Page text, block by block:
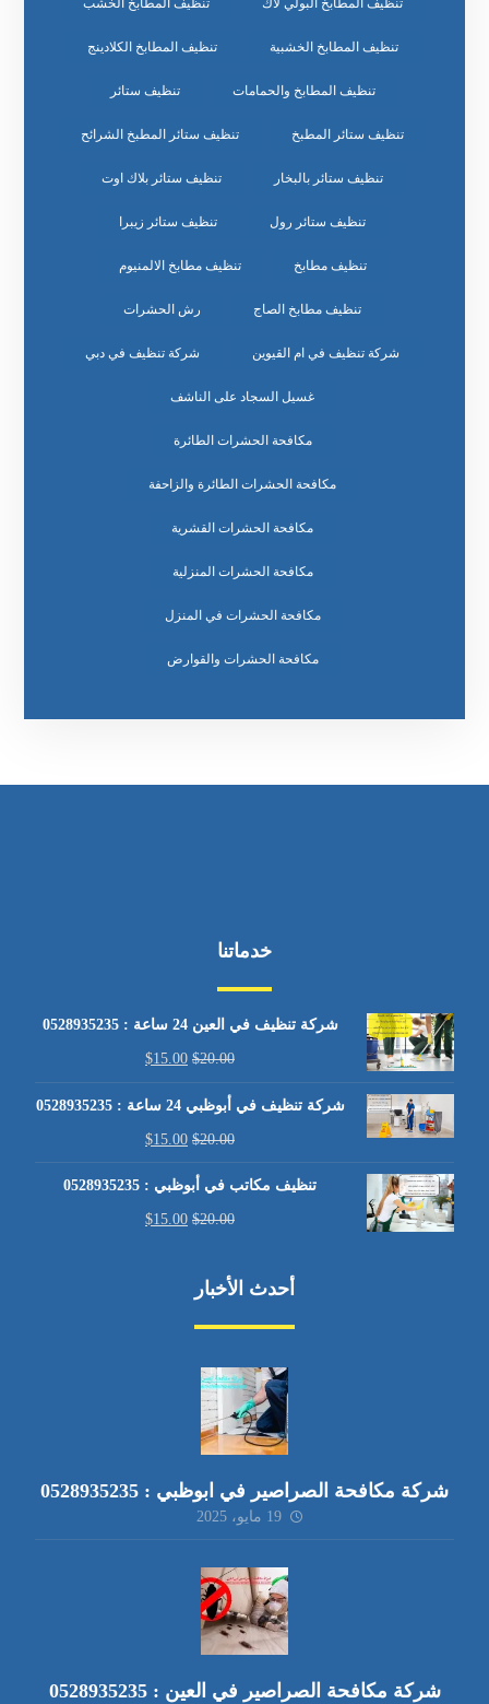
تنظيف المطابخ الخشبية تنظيف المطابخ الكلادينج
تنظيف المطابخ والحمامات تنظيف ستائر
تنظيف ستائر المطبخ تنظيف ستائر المطبخ الشرائح
تنظيف ستائر بالبخار تنظيف ستائر بلاك اوت
تنظيف ستائر رول تنظيف ستائر زيبرا
تنظيف مطابخ تنظيف مطابخ الالمنيوم
تنظيف مطابخ الصاج رش الحشرات
شركة تنظيف في ام القيوين شركة تنظيف في دبي
غسيل السجاد على الناشف
مكافحة الحشرات الطائرة
مكافحة الحشرات الطائرة والزاحفة
مكافحة الحشرات القشرية
مكافحة الحشرات المنزلية
مكافحة الحشرات في المنزل
مكافحة الحشرات والقوارض
خدماتنا
شركة تنظيف في العين 24 ساعة : 0528935235
$20.00
$15.00
شركة تنظيف في أبوظبي 24 ساعة : 0528935235
$20.00
$15.00
تنظيف مكاتب في أبوظبي : 0528935235
$20.00
$15.00
أحدث الأخبار
شركة مكافحة الصراصير في ابوظبي : 0528935235
19 مايو، 2025
شركة مكافحة الصراصير في العين : 0528935235